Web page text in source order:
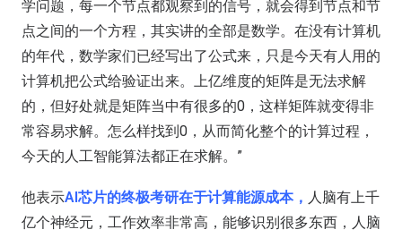
学问题，每一个节点都观察到的信号，就会得到节点和节
点之间的一个方程，其实讲的全部是数学。在没有计算机
的年代，数学家们已经写出了公式来，只是今天有人用的
计算机把公式给验证出来。上亿维度的矩阵是无法求解
的，但好处就是矩阵当中有很多的0，这样矩阵就变得非
常容易求解。怎么样找到0，从而简化整个的计算过程，
今天的人工智能算法都正在求解。”
他表示AI芯片的终极考研在于计算能源成本， 人脑有上千
亿个神经元，工作效率非常高，能够识别很多东西，人脑